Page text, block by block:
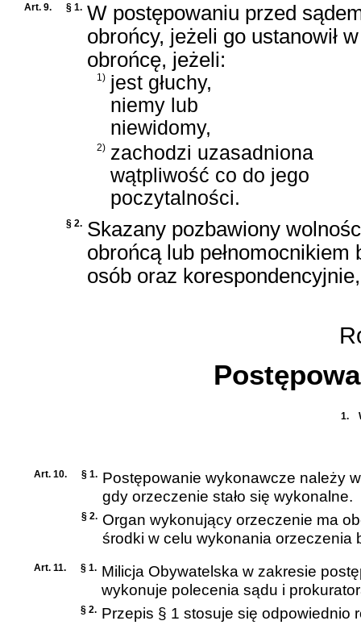
Art. 9. § 1. W postępowaniu przed
obrońcy, jeżeli go ustanowił
obrońcę, jeżeli:
1) jest głuchy,
niemy lub
niewidomy,
2) zachodzi uzasadniona
wątpliwość co do jego
poczytalności.
§ 2. Skazany pozbawiony
obrońcą lub
osób oraz
1.
Art. 10. § 1. Postępowanie wykonawcze należy
gdy orzeczenie stało się wykonalne.
§ 2. Organ wykonujący orzeczenie ma
środki w celu wykonania orzeczenia
Art. 11. § 1. Milicja Obywatelska w zakresie
wykonuje polecenia sądu i
§ 2. Przepis § 1 stosuje się odpowiednio